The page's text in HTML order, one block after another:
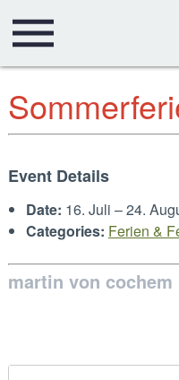
Event Details
Date: 16. Juli –24.
Categories: Ferien &
martin von cochem